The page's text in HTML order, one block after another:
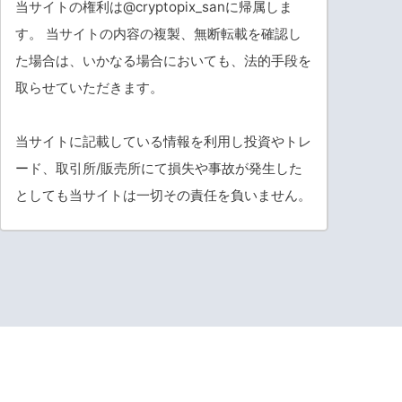
当サイトの権利は@cryptopix_sanに帰属しま
す。 当サイトの内容の複製、無断転載を確認し
た場合は、いかなる場合においても、法的手段を
取らせていただきます。
当サイトに記載している情報を利用し投資やトレ
ード、取引所/販売所にて損失や事故が発生した
としても当サイトは一切その責任を負いません。